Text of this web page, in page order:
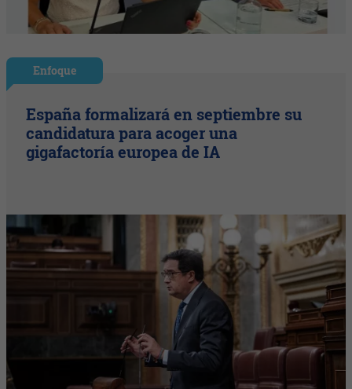
Enfoque
España formalizará en septiembre su
candidatura para acoger una
gigafactoría europea de IA